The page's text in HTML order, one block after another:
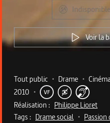
Voir la
Metadata du programme
Tout public • Drame •
2010 • VF
Réalisation : Philippe Lioret
Tags : Drame social •